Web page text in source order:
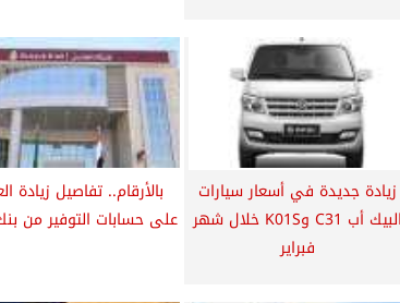
زيادة جديدة في أسعار سيارات
البيك أب C31 وK01S خلال شهر
فبراير
بالأرقام.. تفاصيل زيادة
على حسابات التوفير من